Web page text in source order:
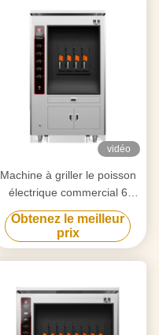
vidéo
Machine à griller le poisson
électrique commercial 6
compartiments 380KG
Obtenez le meilleur
prix